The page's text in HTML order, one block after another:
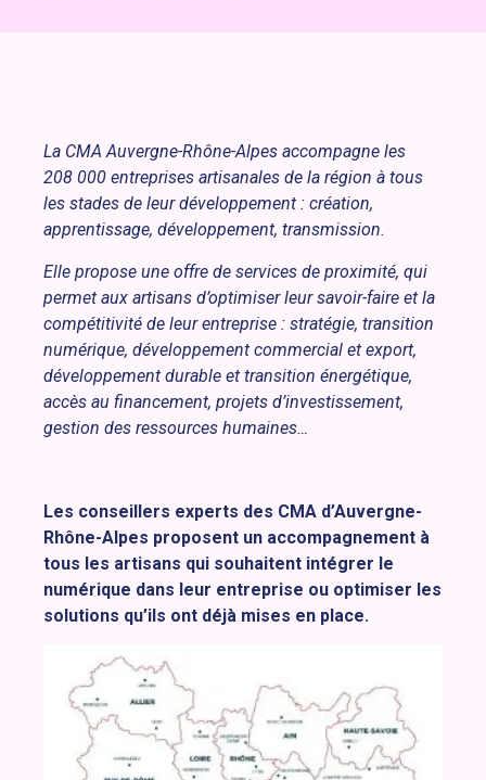
La CMA Auvergne-Rhône-Alpes accompagne les
208 000 entreprises artisanales de la région à tous
les stades de leur développement : création,
apprentissage, développement, transmission.
Elle propose une offre de services de proximité, qui
permet aux artisans d’optimiser leur savoir-faire et la
compétitivité de leur entreprise : stratégie, transition
numérique, développement commercial et export,
développement durable et transition énergétique,
accès au financement, projets d’investissement,
gestion des ressources humaines…
Les conseillers experts des CMA d’Auvergne-
Rhône-Alpes proposent un accompagnement à
tous les artisans qui souhaitent intégrer le
numérique dans leur entreprise ou optimiser les
solutions qu’ils ont déjà mises en place.